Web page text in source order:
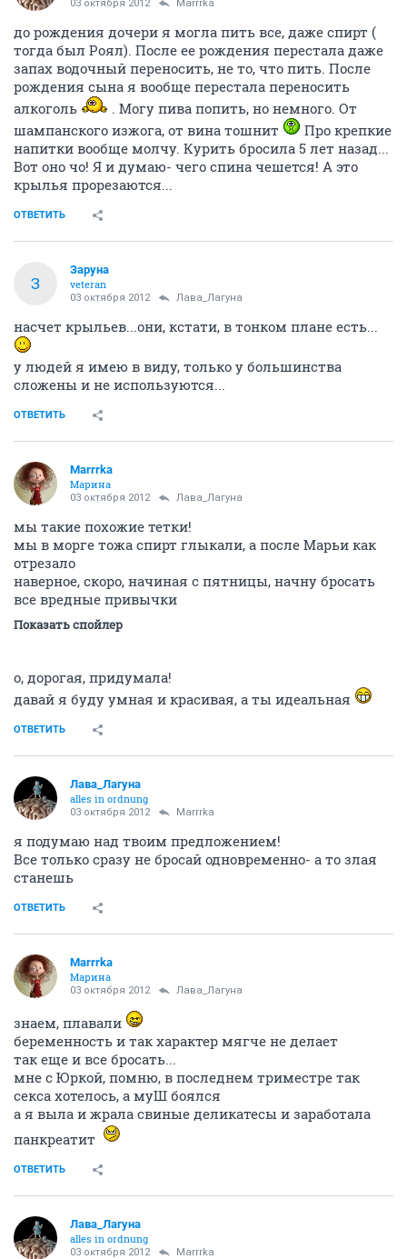
03 октября 2012 Marrrka
до рождения дочери я могла пить все, даже спирт (
тогда был Роял). После ее рождения перестала даже
запах водочный переносить, не то, что пить. После
рождения сына я вообще перестала переносить
алкоголь
. Могу пива попить, но немного. От
шампанского изжога, от вина тошнит
Про крепкие
напитки вообще молчу. Курить бросила 5 лет назад...
Вот оно чо! Я и думаю- чего спина чешется! А это
крылья прорезаются...
ОТВЕТИТЬ
З
Заруна
veteran
03 октября 2012 Лава_Лагуна
насчет крыльев...они, кстати, в тонком плане есть...
у людей я имею в виду, только у большинства
сложены и не используются...
ОТВЕТИТЬ
Marrrka
Марина
03 октября 2012 Лава_Лагуна
мы такие похожие тетки!
мы в морге тожа спирт глыкали, а после Марьи как
отрезало
наверное, скоро, начиная с пятницы, начну бросать
все вредные привычки
Показать спойлер
о, дорогая, придумала!
давай я буду умная и красивая, а ты идеальная
ОТВЕТИТЬ
Лава_Лагуна
alles in ordnung
03 октября 2012 Marrrka
я подумаю над твоим предложением!
Все только сразу не бросай одновременно- а то злая
станешь
ОТВЕТИТЬ
Marrrka
Марина
03 октября 2012 Лава_Лагуна
знаем, плавали
беременность и так характер мягче не делает
так еще и все бросать...
мне с Юркой, помню, в последнем триместре так
секса хотелось, а муШ боялся
а я выла и жрала свиные деликатесы и заработала
панкреатит
ОТВЕТИТЬ
Лава_Лагуна
alles in ordnung
03 октября 2012 Marrrka